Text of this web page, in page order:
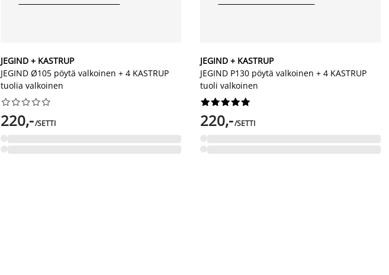
JEGIND + KASTRUP
JEGIND Ø105 pöytä valkoinen + 4 KASTRUP
tuolia valkoinen






220,-/SETTI
JEGIND + KASTRUP
JEGIND P130 pöytä valkoinen + 4 KASTRUP
tuoli valkoinen






220,-/SETTI